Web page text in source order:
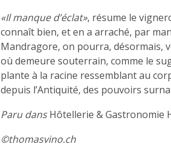
«Il manque d’éclat», résume le
connaît bien, et en a arraché, par
Mandragore, on pourra, désormais,
où demeure souterrain, comme le
plante à la racine ressemblant au
depuis l’Antiquité, des pouvoirs
Paru dansHôtellerie & Gastronomie
©thomasvino.ch